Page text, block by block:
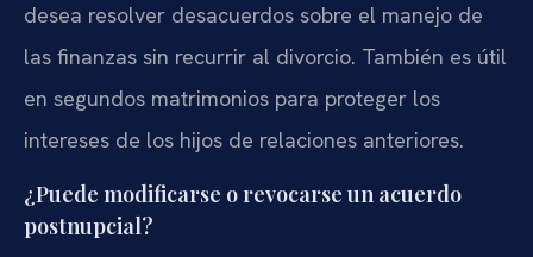
desea resolver desacuerdos sobre el manejo de
las finanzas sin recurrir al divorcio. También es útil
en segundos matrimonios para proteger los
intereses de los hijos de relaciones anteriores.
¿Puede modificarse o revocarse un acuerdo
postnupcial?